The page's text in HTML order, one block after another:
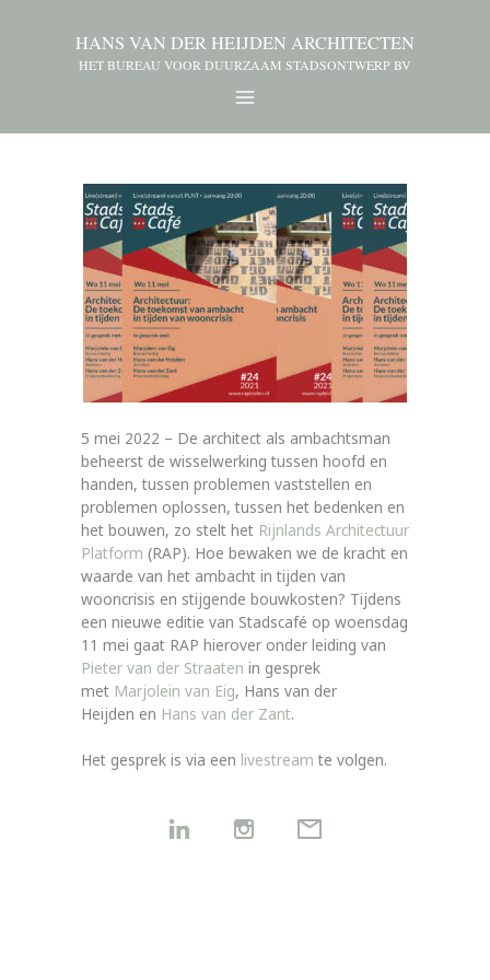
HANS VAN DER HEIJDEN ARCHITECTEN
HET BUREAU VOOR DUURZAAM STADSONTWERP BV
5 mei 2022 – De architect als ambachtsman
beheerst de wisselwerking tussen hoofd en
handen, tussen problemen vaststellen en
problemen oplossen, tussen het bedenken en
het bouwen, zo stelt het Rijnlands Architectuur
Platform (RAP). Hoe bewaken we de kracht en
waarde van het ambacht in tijden van
wooncrisis en stijgende bouwkosten? Tijdens
een nieuwe editie van Stadscafé op woensdag
11 mei gaat RAP hierover onder leiding van
Pieter van der Straaten in gesprek
met Marjolein van Eig, Hans van der
Heijden en Hans van der Zant.
Het gesprek is via een livestream te volgen.